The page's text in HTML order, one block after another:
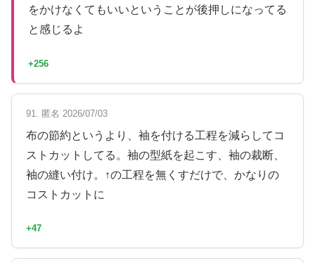
をかけなくてもいいということが後押しになってる
と感じるよ
+256
91. 匿名 2026/07/03
布の節約というより、袖を付ける工程を減らしてコ
ストカットしてる。袖の型紙を起こす、袖の裁断、
袖の縫い付け。↑の工程を無くすだけで、かなりの
コストカットに
+47